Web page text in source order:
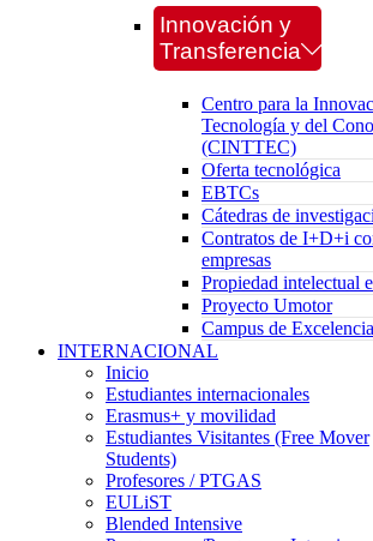
Innovación y
Transferencia
Centro para la
Tecnología y del
(CINTTEC)
Oferta tecnológica
EBTCs
Cátedras de
Contratos de I+D+i
empresas
Propiedad intelectual
Proyecto Umotor
Campus de
INTERNACIONAL
Inicio
Estudiantes internacionales
Erasmus+ y movilidad
Estudiantes Visitantes (Free Mover
Students)
Profesores / PTGAS
EULiST
Blended Intensive